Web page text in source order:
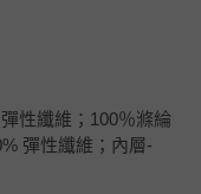
性纖維；100％滌綸
彈性纖維；內層-